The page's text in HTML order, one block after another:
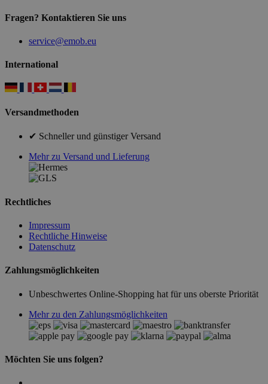
Fragen? Kontaktieren Sie uns
service@emob.eu
International
Versandmethoden
✔ Schneller und günstiger Versand
Mehr zu Versand und Lieferung
Rechtliches
Impressum
Rechtliche Hinweise
Datenschutz
Zahlungsmöglichkeiten
Unbeschwertes Online-Shopping hat für uns oberste Priorität
Mehr zu den Zahlungsmöglichkeiten
Möchten Sie uns folgen?